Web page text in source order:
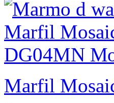
Marfil